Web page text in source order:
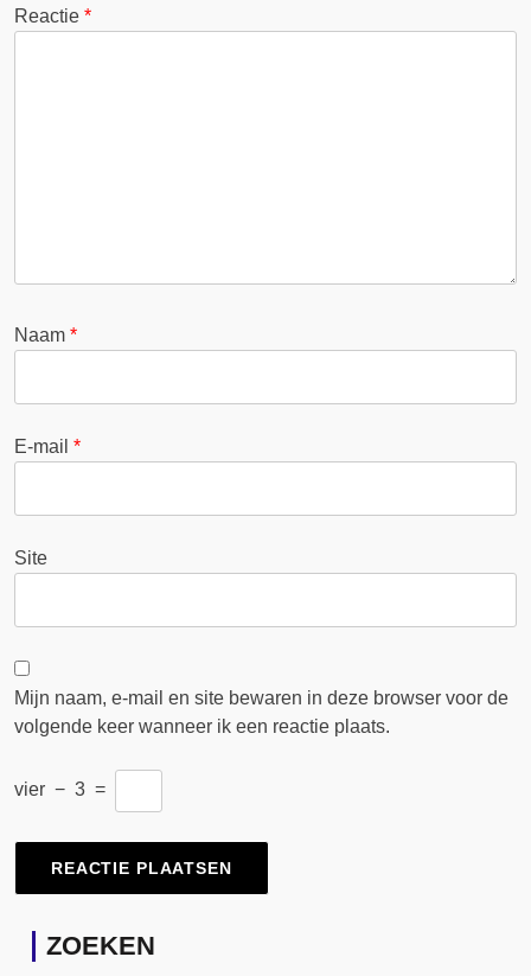
Reactie *
Naam *
E-mail *
Site
Mijn naam, e-mail en site bewaren in deze browser voor de
volgende keer wanneer ik een reactie plaats.
vier − 3 =
ZOEKEN